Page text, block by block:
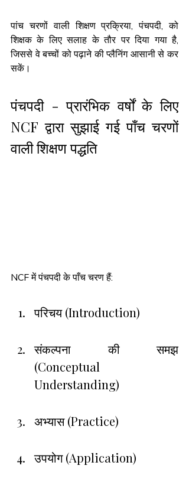
पांच चरणों वाली शिक्षण प्रक्रिया, पंचपदी, को
शिक्षक के लिए सलाह के तौर पर दिया गया है,
जिससे वे बच्चों को पढ़ाने की प्लैनिंग आसानी से कर
सकें।
पंचपदी - प्रारंभिक वर्षों के लिए
NCF द्वारा सुझाई गई पाँच चरणों
वाली शिक्षण पद्धति
NCF में पंचपदी के पाँच चरण हैं:
परिचय (Introduction)
संकल्पना की समझ
(Conceptual
Understanding)
अभ्यास (Practice)
उपयोग (Application)